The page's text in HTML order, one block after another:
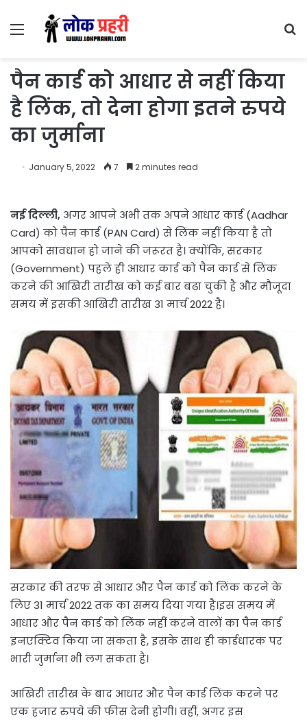
Menu
पैन कार्ड को आधार से नहीं किया
है लिंक, तो देना होगा इतने रुपये
का जुर्माना
January 5, 2022 7 2 minutes read
नई दिल्ली, अगर आपने अभी तक अपने आधार कार्ड (Aadhar
Card) को पैन कार्ड (PAN Card) से लिंक नहीं किया है तो
आपको सावधान हो जाने की जरूरत है। क्योंकि, सरकार
(Government) पहले ही आधार कार्ड को पैन कार्ड से लिंक
करने की आखिरी तारीख को कई बार बढ़ा चुकी है और मौजूदा
समय में इसकी आखिरी तारीख 31 मार्च 2022 है।
सरकार की तरफ से आधार और पैन कार्ड को लिंक करने के
लिए 31 मार्च 2022 तक का समय दिया गया है।इस समय में
आधार और पैन कार्ड को लिंक नहीं करने वालों का पैन कार्ड
इनएक्टिव किया जा सकता है, इसके साथ ही कार्डधारक पर
भारी जुर्माना भी लग सकता है।
आखिरी तारीख के बाद आधार और पैन कार्ड लिंक करने पर
एक हजार रुपये की फीस देनी होगी। वहीं, अगर इस